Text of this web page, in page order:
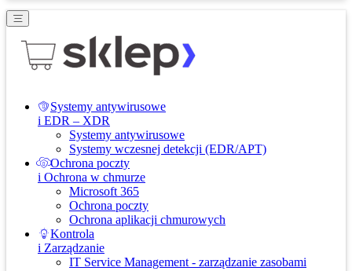
Systemy antywirusowe
i EDR – XDR
Systemy antywirusowe
Systemy wczesnej detekcji (EDR/APT)
Ochrona poczty
i Ochrona w chmurze
Microsoft 365
Ochrona poczty
Ochrona aplikacji chmurowych
Kontrola
i Zarządzanie
IT Service Management - zarządzanie zasobami